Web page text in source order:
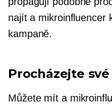
najít a mikroinfluencer
kampaně.
Procházejte
Můžete mít a